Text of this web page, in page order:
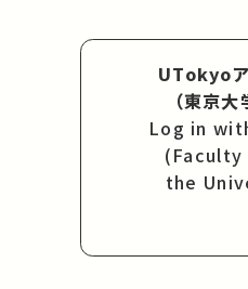
UTokyoア
（東京大
Log in
the